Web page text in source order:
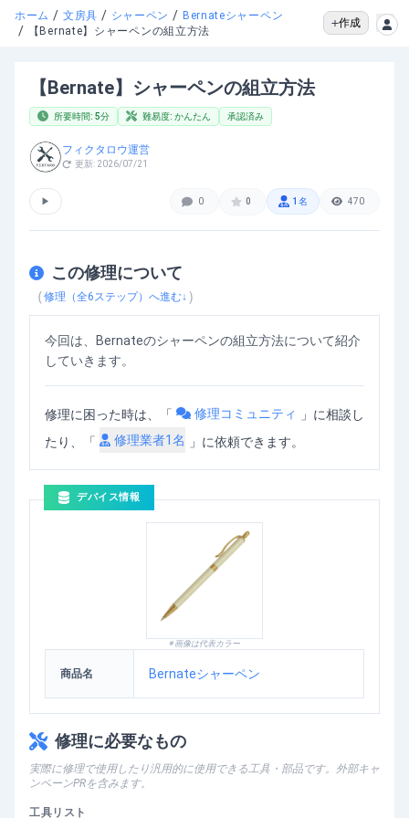
ホーム / 文房具 / シャーペン / Bernateシャーペン
/ 【Bernate】シャーペンの組立方法
作成
【Bernate】シャーペンの組立方法
所要時間: 5分 難易度: かんたん 承認済み
フィクタロウ運営
更新: 2026/07/21
▶ 0 0 1 名 470
この修理について
（修理（全6 ステップ）へ進む↓ ）
今回は、Bernateのシャーペンの組立方法について紹介
していきます。
修理に困った時は、「 修理コミュニティ 」 に相談し
たり、「
修理業者1名 」に依頼できます。
デバイス情報
※画像は代表カラー
商品名 Bernateシャーペン
修理に必要なもの
実際に修理で使用したり汎用的に使用できる工具・部品です。外部キャ
ンペーンPRを含みます。
工具リスト